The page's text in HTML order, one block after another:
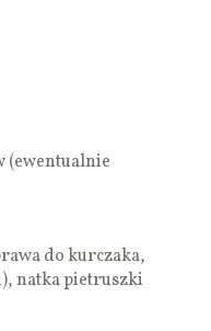
(ewentualnie
do kurczaka,
natka pietruszki